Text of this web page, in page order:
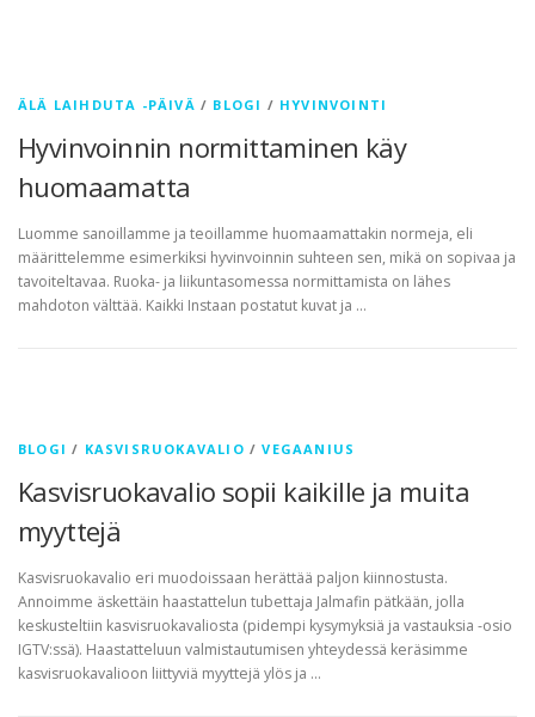
ÄLÄ LAIHDUTA -PÄIVÄ / BLOGI / HYVINVOINTI
Hyvinvoinnin normittaminen käy
huomaamatta
Luomme sanoillamme ja teoillamme huomaamattakin normeja, eli
määrittelemme esimerkiksi hyvinvoinnin suhteen sen, mikä on sopivaa ja
tavoiteltavaa. Ruoka- ja liikuntasomessa normittamista on lähes
mahdoton välttää. Kaikki Instaan postatut kuvat ja …
BLOGI / KASVISRUOKAVALIO /VEGAANIUS
Kasvisruokavalio sopii kaikille ja muita
myyttejä
Kasvisruokavalio eri muodoissaan herättää paljon kiinnostusta.
Annoimme äskettäin haastattelun tubettaja Jalmafin pätkään, jolla
keskusteltiin kasvisruokavaliosta (pidempi kysymyksiä ja vastauksia -osio
IGTV:ssä). Haastatteluun valmistautumisen yhteydessä keräsimme
kasvisruokavalioon liittyviä myyttejä ylös ja …